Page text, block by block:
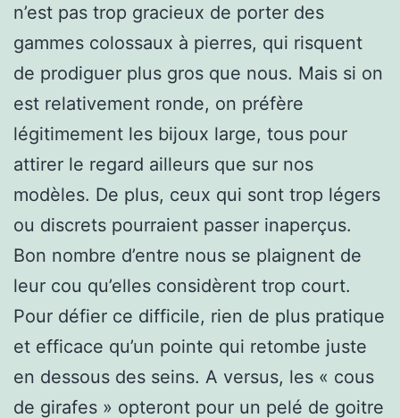
n’est pas trop gracieux de porter des
gammes colossaux à pierres, qui risquent
de prodiguer plus gros que nous. Mais si on
est relativement ronde, on préfère
légitimement les bijoux large, tous pour
attirer le regard ailleurs que sur nos
modèles. De plus, ceux qui sont trop légers
ou discrets pourraient passer inaperçus.
Bon nombre d’entre nous se plaignent de
leur cou qu’elles considèrent trop court.
Pour défier ce difficile, rien de plus pratique
et efficace qu’un pointe qui retombe juste
en dessous des seins. A versus, les « cous
de girafes » opteront pour un pelé de goitre